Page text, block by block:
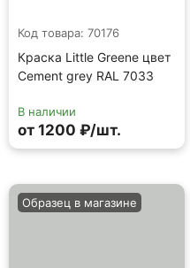
Код товара: 70176
Краска Little Greene цвет
Cement grey RAL 7033
В наличии
от 1200 ₽/шт.
Образец в магазине